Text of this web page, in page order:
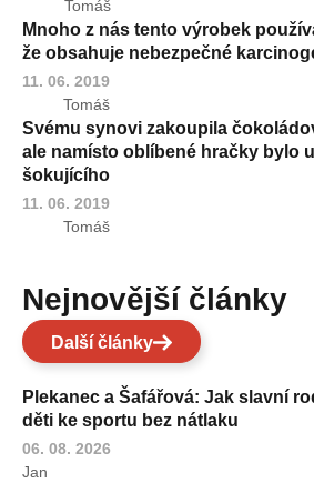
Tomáš
Mnoho z nás tento výrobek
že obsahuje nebezpečné
11. 06. 2019
Tomáš
Svému synovi zakoupila
ale namísto oblíbené hračky bylo
šokujícího
11. 06. 2019
Tomáš
Nejnovější články
Další články
Plekanec a Šafářová: Jak slavní
děti ke sportu bez nátlaku
06. 08. 2026
Jan